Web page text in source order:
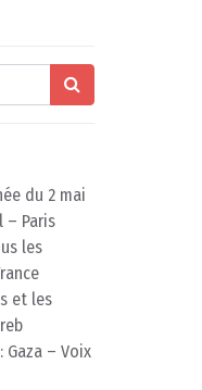
du 2 mai
– Paris
les
et les
Gaza – Voix